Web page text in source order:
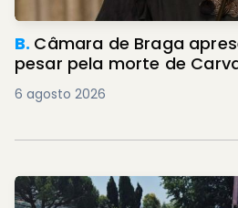
B. Câmara de Braga
pesar pela morte de
6 agosto 2026